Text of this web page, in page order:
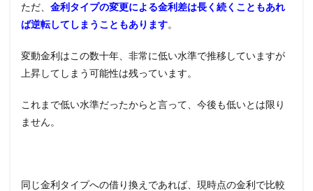
ただ、 金利タイプの変更による金利差は長く続くこともあれ
ば逆転してしまうこともあります。
変動金利はこの数十年、非常に低い水準で推移していますが
上昇してしまう可能性は残っています。
これまで低い水準だったからと言って、今後も低いとは限り
ません。
同じ金利タイプへの借り換えであれば、現時点の金利で比較